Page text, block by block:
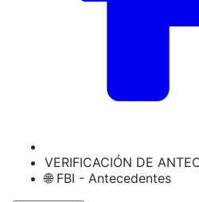
VERIFICACIÓN DE
🌐 FBI - Antecedentes